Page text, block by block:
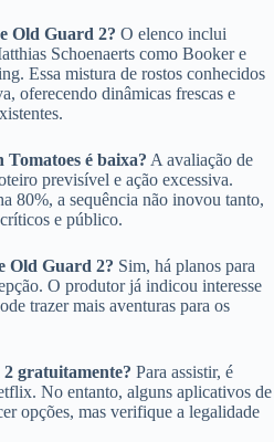
Old Guard 2? O elenco inclui
Schoenaerts como Booker e
Essa mistura de rostos conhecidos
oferecendo dinâmicas frescas e
é baixa? A avaliação de
previsível e ação excessiva.
80%, a sequência não inovou tanto,
e público.
Old Guard 2? Sim, há planos para
O produtor já indicou interesse
trazer mais aventuras para os
gratuitamente? Para assistir, é
No entanto, alguns aplicativos de
opções, mas verifique a legalidade